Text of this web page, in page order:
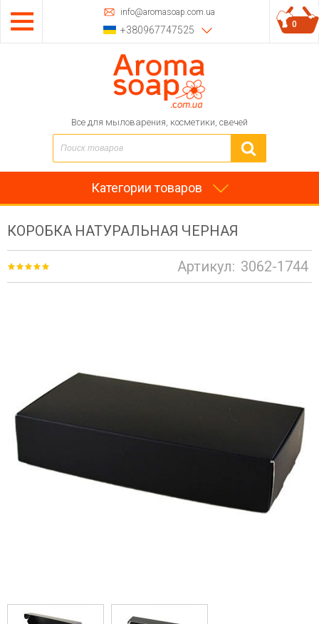
info@aromasoap.com.ua
+380967747525
Все для мыловарения, косметики, свечей
0
Категории товаров
КОРОБКА НАТУРАЛЬНАЯ ЧЕРНАЯ
Артикул: 3062-1744